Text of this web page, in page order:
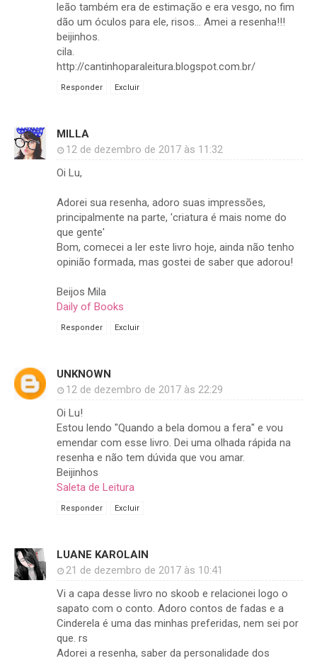
leão também era de estimação e era vesgo, no fim
dão um óculos para ele, risos... Amei a resenha!!!
beijinhos.
cila.
http://cantinhoparaleitura.blogspot.com.br/
Responder Excluir
MILLA
12 de dezembro de 2017 às 11:32
Oi Lu,
Adorei sua resenha, adoro suas impressões,
principalmente na parte, 'criatura é mais nome do
que gente'
Bom, comecei a ler este livro hoje, ainda não tenho
opinião formada, mas gostei de saber que adorou!
Beijos Mila
Daily of Books
Responder Excluir
UNKNOWN
12 de dezembro de 2017 às 22:29
Oi Lu!
Estou lendo "Quando a bela domou a fera" e vou
emendar com esse livro. Dei uma olhada rápida na
resenha e não tem dúvida que vou amar.
Beijinhos
Saleta de Leitura
Responder Excluir
LUANE KAROLAIN
21 de dezembro de 2017 às 10:41
Vi a capa desse livro no skoob e relacionei logo o
sapato com o conto. Adoro contos de fadas e a
Cinderela é uma das minhas preferidas, nem sei por
que. rs
Adorei a resenha, saber da personalidade dos